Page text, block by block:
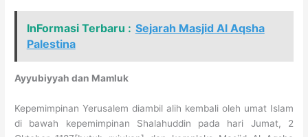
InFormasi Terbaru : Sejarah Masjid Al Aqsha
Palestina
Ayyubiyyah dan Mamluk
Kepemimpinan Yerusalem diambil alih kembali oleh umat Islam
di bawah kepemimpinan Shalahuddin pada hari Jumat, 2